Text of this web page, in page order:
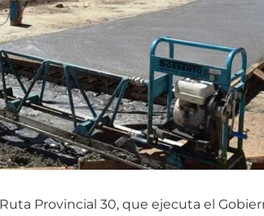
Provincial 30, que ejecuta el